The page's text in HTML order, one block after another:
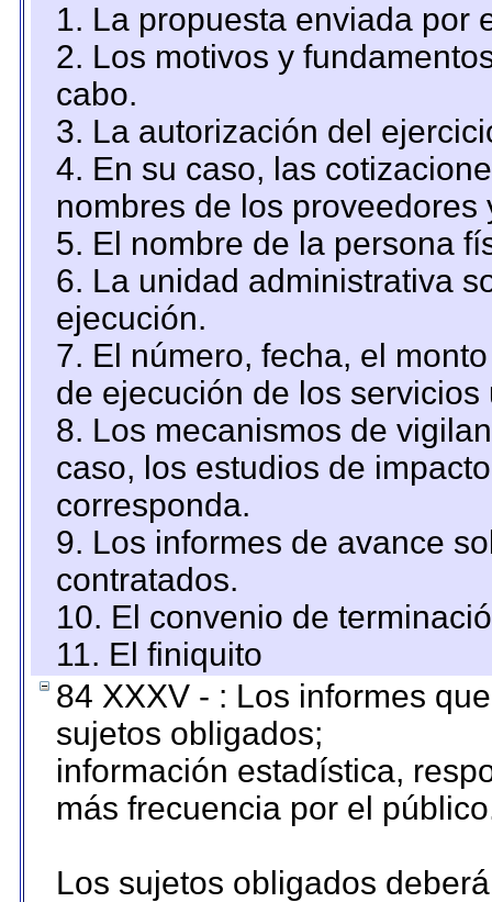
1. La propuesta enviada por
2. Los motivos y
cabo.
3. La autorización del
4. En su caso, las
nombres de los proveedores
5. El nombre de la persona
6. La unidad administrativa
ejecución.
7. El número, fecha, el
de ejecución de los servicios
8. Los mecanismos de
caso, los estudios de
corresponda.
9. Los informes de avance
contratados.
10. El convenio de
11. El finiquito
84 XXXV - : Los informes
sujetos obligados;
información estadística,
más frecuencia por el
Los sujetos obligados